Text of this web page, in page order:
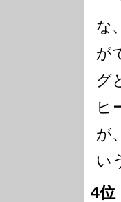
な
が
グ
ヒ
が
い
4位